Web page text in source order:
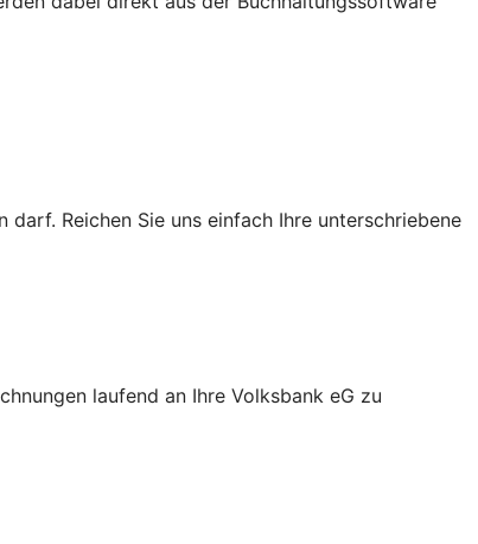
Reichen Sie uns einfach Ihre unterschriebene
laufend an Ihre Volksbank eG zu